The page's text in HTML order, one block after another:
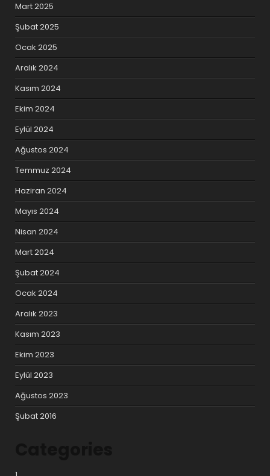
Mart 2025
Şubat 2025
Ocak 2025
Aralık 2024
Kasım 2024
Ekim 2024
Eylül 2024
Ağustos 2024
Temmuz 2024
Haziran 2024
Mayıs 2024
Nisan 2024
Mart 2024
Şubat 2024
Ocak 2024
Aralık 2023
Kasım 2023
Ekim 2023
Eylül 2023
Ağustos 2023
Şubat 2016